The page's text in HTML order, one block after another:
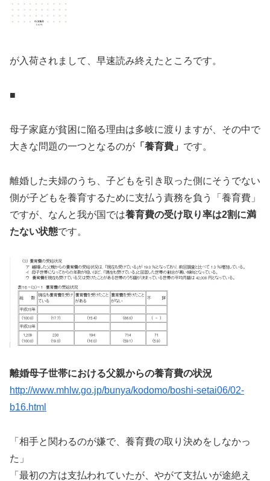
が入荷されまして、早速読み終えたところです。
■
母子家庭が貧困に陥る理由は多岐に渡りますが、その中で
大きな問題の一つとなるのが 「養育費」 です。
離婚した夫婦のうち、子どもを引き取った側にそうでない
側が子どもを養育するために支払う責務を負う「養育費」
ですが、なんと我が国では養育費の受け取り率は2割に満
たない状態です。
離婚母子世帯における父親からの養育費の状況
http://www.mhlw.go.jp/bunya/kodomo/boshi-setai06/02-
b16.html
「相手と関わるのが嫌で、養育費の取り決めをしなかっ
た」
「最初の方は支払われていたが、やがて支払いが途絶え